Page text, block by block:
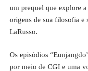
um prequel que explore
origens de sua filosofia e
LaRusso.
Os episódios
por meio de CGI e uma